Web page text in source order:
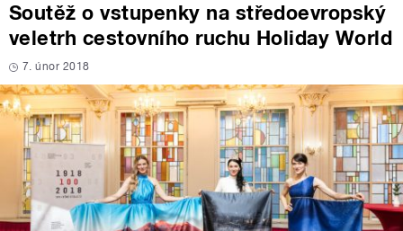
Soutěž o vstupenky na středoevropský
veletrh cestovního ruchu Holiday World
7. únor 2018